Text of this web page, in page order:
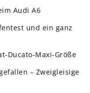
Audi A6
und ein ganz
Ducato-Maxi-Größe
– Zweigleisige